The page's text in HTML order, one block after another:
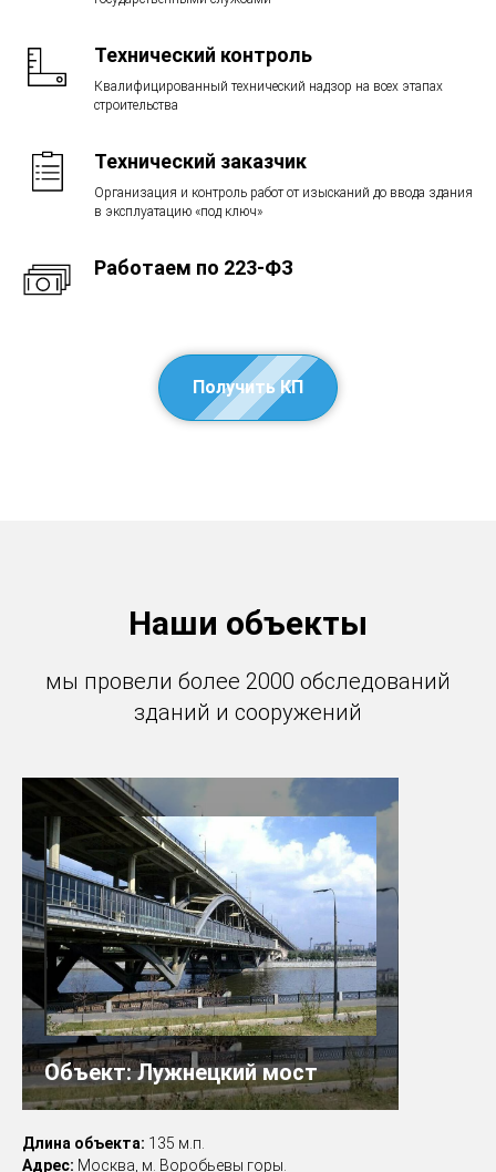
Технический контроль
Квалифицированный технический надзор на всех этапах
строительства
Технический заказчик
Организация и контроль работ от изысканий до ввода здания
в эксплуатацию «под ключ»
Работаем по 223-ФЗ
Получить КП
Наши объекты
мы провели более 2000 обследований
зданий и сооружений
Объект: Лужнецкий мост
Длина объекта: 135 м.п.
Адрес: Москва, м. Воробьевы горы.